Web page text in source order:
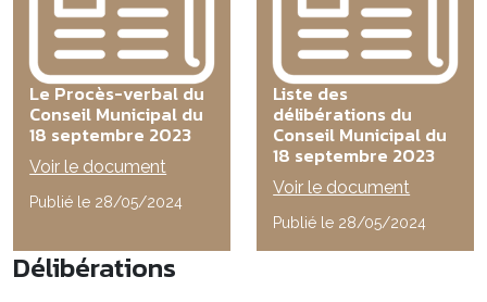
Le Procès-verbal du
Conseil Municipal du
18 septembre 2023
Voir le document
Publié le 28/05/2024
Liste des
délibérations du
Conseil Municipal du
18 septembre 2023
Voir le document
Publié le 28/05/2024
Délibérations